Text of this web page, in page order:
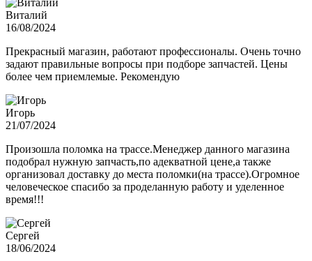
Виталий
16/08/2024
Прекрасный магазин, работают профессионалы. Очень точно
задают правильные вопросы при подборе запчастей. Цены
более чем приемлемые. Рекомендую
Игорь
21/07/2024
Произошла поломка на трассе.Менеджер данного магазина
подобрал нужную запчасть,по адекватной цене,а также
организовал доставку до места поломки(на трассе).Огромное
человеческое спасибо за проделанную работу и уделенное
время!!!
Сергей
18/06/2024